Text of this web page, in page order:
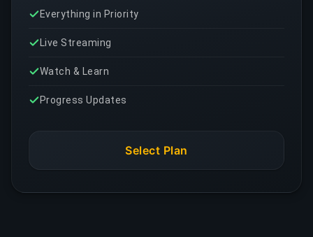
Everything in Priority
Live Streaming
Watch & Learn
Progress Updates
Select Plan